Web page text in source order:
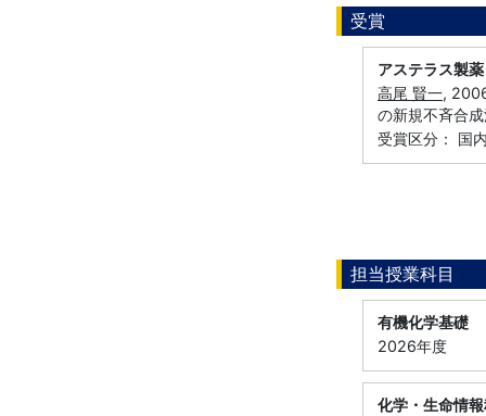
受賞
アステラス製
高尾 賢一,
の新規不斉合
受賞区分： 国
担当授業科目
有機化学基礎
2026年度
化学・生命情